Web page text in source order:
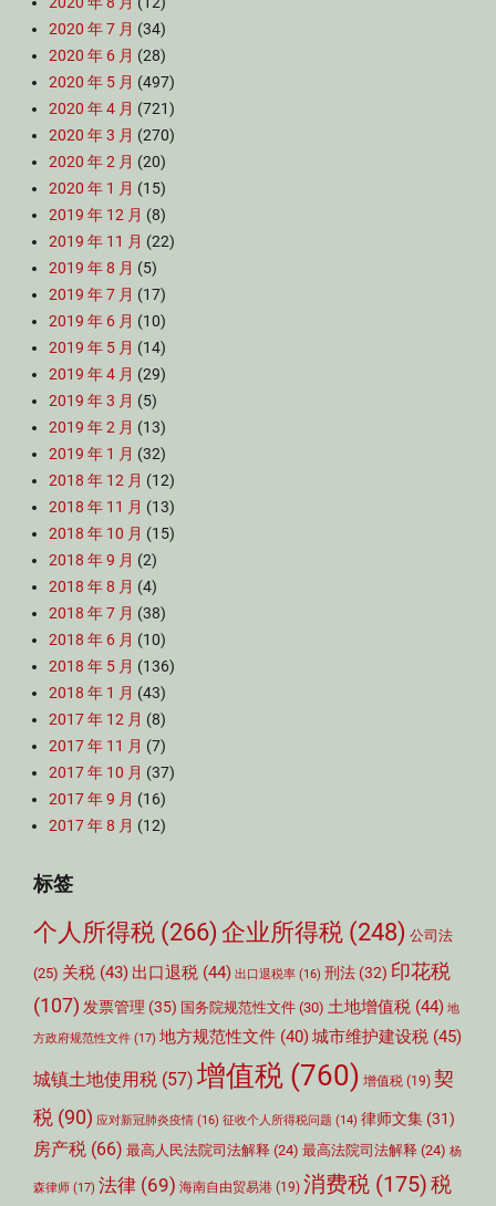
2020 年 7 月 (34)
2020 年 6 月 (28)
2020 年 5 月 (497)
2020 年 4 月 (721)
2020 年 3 月 (270)
2020 年 2 月 (20)
2020 年 1 月 (15)
2019 年 12 月 (8)
2019 年 11 月 (22)
2019 年 8 月 (5)
2019 年 7 月 (17)
2019 年 6 月 (10)
2019 年 5 月 (14)
2019 年 4 月 (29)
2019 年 3 月 (5)
2019 年 2 月 (13)
2019 年 1 月 (32)
2018 年 12 月 (12)
2018 年 11 月 (13)
2018 年 10 月 (15)
2018 年 9 月 (2)
2018 年 8 月 (4)
2018 年 7 月 (38)
2018 年 6 月 (10)
2018 年 5 月 (136)
2018 年 1 月 (43)
2017 年 12 月 (8)
2017 年 11 月 (7)
2017 年 10 月 (37)
2017 年 9 月 (16)
2017 年 8 月 (12)
标签
个人所得税 (266) 企业所得税 (248) 公司法
(25) 关税 (43) 出口退税 (44) 出口退税率 (16) 刑法 (32) 印花税
(107) 发票管理 (35) 国务院规范性文件 (30) 土地增值税 (44) 地
方政府规范性文件 (17) 地方规范性文件 (40)城市维护建设税 (45)
城镇土地使用税 (57) 增值税 (760) 增值税 (19) 契
税 (90) 应对新冠肺炎疫情 (16) 征收个人所得税问题 (14) 律师文集 (31)
房产税 (66) 最高人民法院司法解释 (24) 最高法院司法解释 (24) 杨
森律师 (17) 法律 (69) 海南自由贸易港 (19) 消费税 (175)税